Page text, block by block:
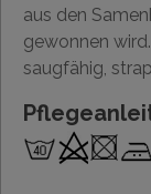
aus den
gewonnen
saugfähig,